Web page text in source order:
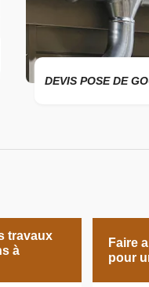
DEVIS POSE DE
travaux
à
Faire
pour